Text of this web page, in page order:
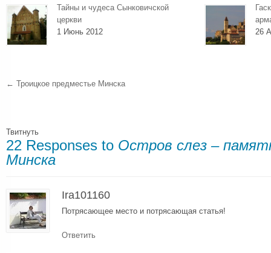
Тайны и чудеса Сынковичской
церкви
1 Июнь 2012
26
← Троицкое предместье Минска
Твитнуть
22 Responses to Остров слез –
Минска
Ira101160
Потрясающее место и потрясающая статья!
Ответить